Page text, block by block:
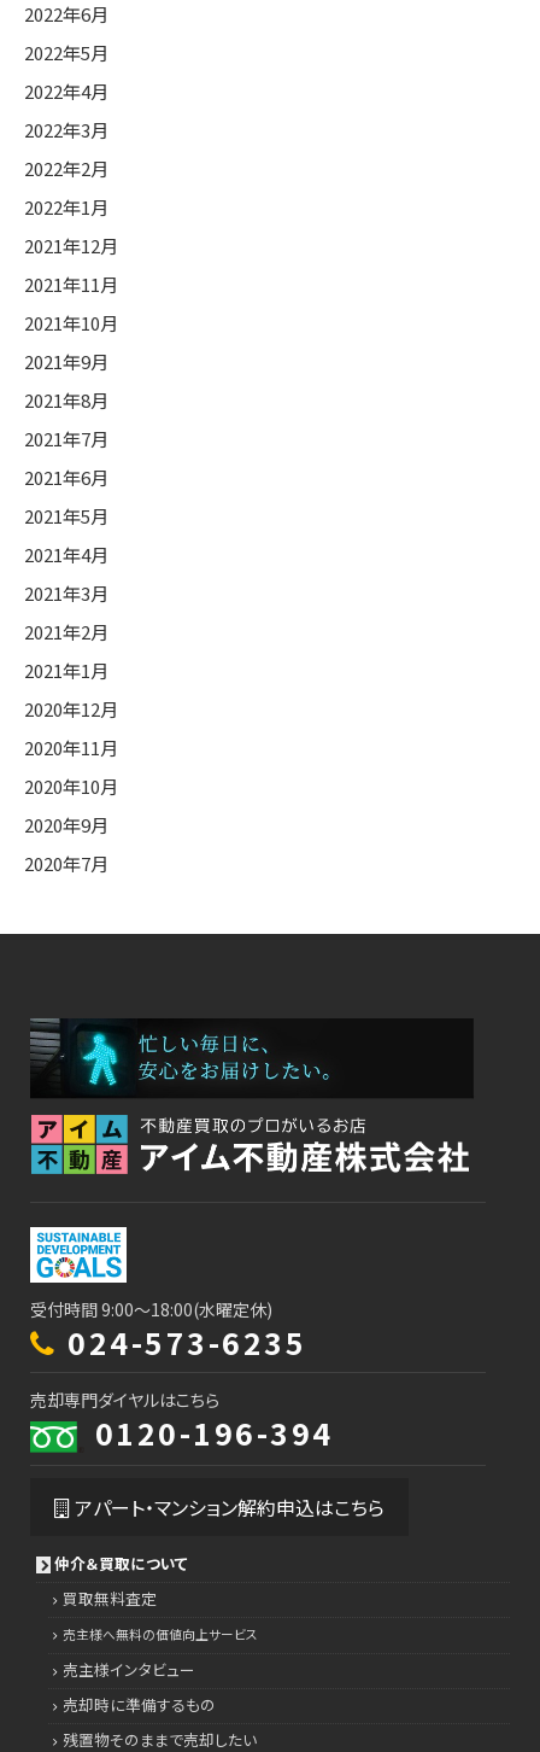
2022年6月
2022年5月
2022年4月
2022年3月
2022年2月
2022年1月
2021年12月
2021年11月
2021年10月
2021年9月
2021年8月
2021年7月
2021年6月
2021年5月
2021年4月
2021年3月
2021年2月
2021年1月
2020年12月
2020年11月
2020年10月
2020年9月
2020年7月
受付時間 9:00～18:00(水曜定休)
024-573-6235
売却専門ダイヤルはこちら
0120-196-394
アパート・マンション解約申込はこちら
仲介＆買取について
買取無料査定
売主様へ無料の価値向上サービス
売主様インタビュー
売却時に準備するもの
残置物そのままで売却したい